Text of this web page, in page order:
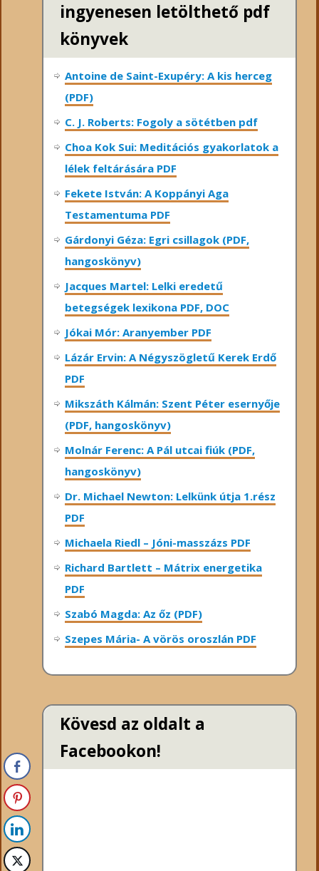
ingyenesen letölthető pdf
könyvek
Antoine de Saint-Exupéry: A kis herceg
(PDF)
C. J. Roberts: Fogoly a sötétben pdf
Choa Kok Sui: Meditációs gyakorlatok a
lélek feltárására PDF
Fekete István: A Koppányi Aga
Testamentuma PDF
Gárdonyi Géza: Egri csillagok (PDF,
hangoskönyv)
Jacques Martel: Lelki eredetű
betegségek lexikona PDF, DOC
Jókai Mór: Aranyember PDF
Lázár Ervin: A Négyszögletű Kerek Erdő
PDF
Mikszáth Kálmán: Szent Péter esernyője
(PDF, hangoskönyv)
Molnár Ferenc: A Pál utcai fiúk (PDF,
hangoskönyv)
Dr. Michael Newton: Lelkünk útja 1.rész
PDF
Michaela Riedl – Jóni-masszázs PDF
Richard Bartlett – Mátrix energetika
PDF
Szabó Magda: Az őz (PDF)
Szepes Mária- A vörös oroszlán PDF
Kövesd az oldalt a
Facebookon!